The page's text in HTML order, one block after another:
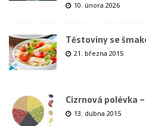
10. února 2026
Těstoviny se
21. března 2015
Cizrnová polévka
13. dubna 2015